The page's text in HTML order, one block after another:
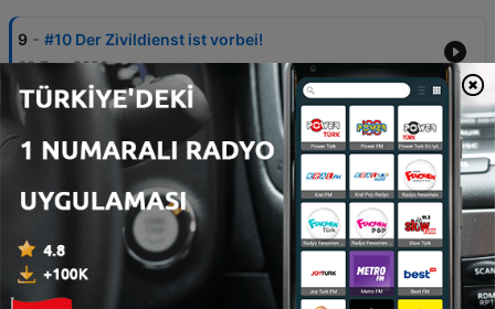
9 - #10 Der Zivildienst ist vorbei!
30 Tem 2023
8 - #9 DIF 2023, uvm.
#8 Politik, Project 50 und Strafzettel!
11 Haz 2023
6 - #7 Unsere sportliche Vergangenheit!
29 Mayıs 2023